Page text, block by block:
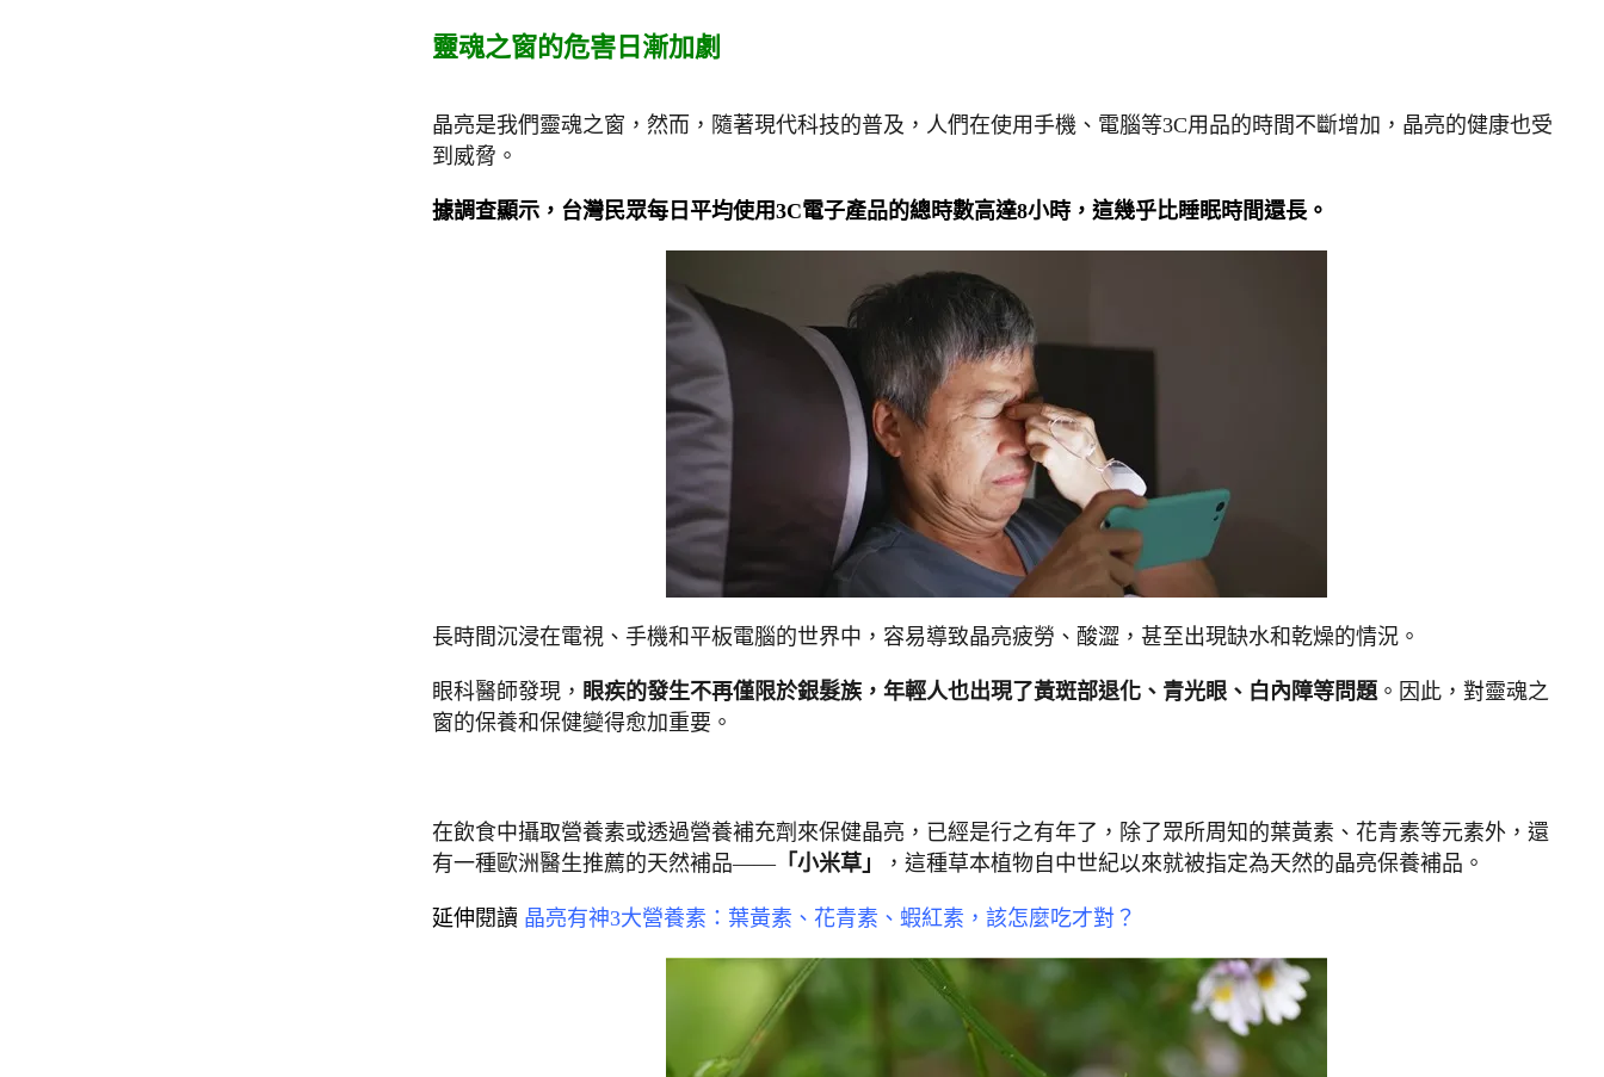
靈魂之窗的危害日漸加劇
晶亮是我們靈魂之窗，然而，隨著現代科技的普及，人們在使用手機、電腦等3C用品的時間不斷增加，晶亮的健康也受
到威脅。
據調查顯示，台灣民眾每日平均使用3C電子產品的總時數高達8小時，這幾乎比睡眠時間還長。
長時間沉浸在電視、手機和平板電腦的世界中，容易導致晶亮疲勞、酸澀，甚至出現缺水和乾燥的情況。
眼科醫師發現， 眼疾的發生不再僅限於銀髮族，年輕人也出現了黃斑部退化、青光眼、白內障等問題 。因此，對靈魂之
窗的保養和保健變得愈加重要。
在飲食中攝取營養素或透過營養補充劑來保健晶亮，已經是行之有年了，除了眾所周知的葉黃素、花青素等元素外，還
有一種歐洲醫生推薦的天然補品——「小米草」 ，這種草本植物自中世紀以來就被指定為天然的晶亮保養補品。
延伸閱讀 晶亮有神3大營養素：葉黃素、花青素、蝦紅素，該怎麼吃才對？